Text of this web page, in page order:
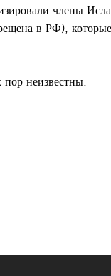
члены
в РФ),
пор неизвестны.